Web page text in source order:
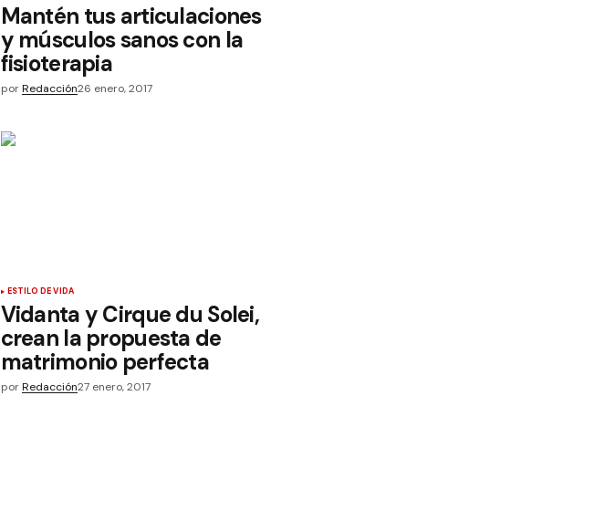
Mantén tus articulaciones
y músculos sanos con la
fisioterapia
por Redacción26 enero, 2017
ESTILO DE VIDA
Vidanta y Cirque du Solei,
crean la propuesta de
matrimonio perfecta
por Redacción27 enero, 2017